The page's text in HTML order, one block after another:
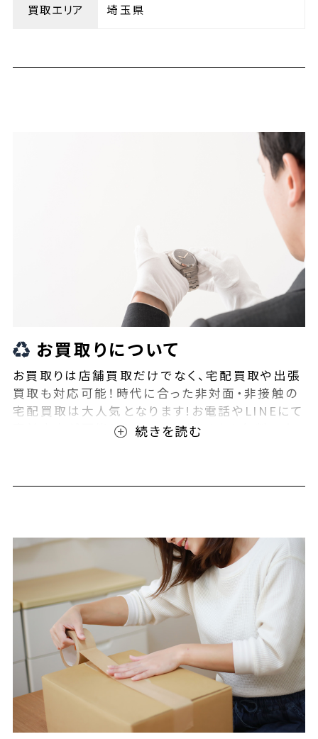
買取エリア 埼玉県
お買取りについて
お買取りは店舗買取だけでなく、宅配買取や出張
買取も対応可能！時代に合った非対面・非接触の
宅配買取は大人気となります!お電話やLINEにて
事前査定が可能となっております！また無料の宅